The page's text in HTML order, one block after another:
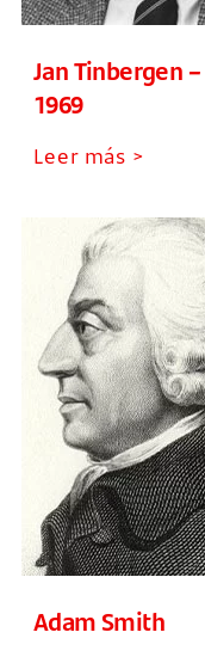
Jan Tinbergen
1969
Leer más >
Adam Smith